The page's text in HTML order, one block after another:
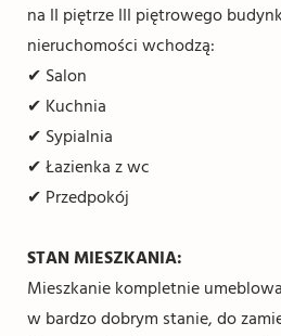
na II piętrze III piętrowego
nieruchomości wchodzą:
✔ Salon
✔ Kuchnia
✔ Sypialnia
✔ Łazienka z wc
✔ Przedpokój
STAN MIESZKANIA:
Mieszkanie kompletnie
w bardzo dobrym stanie, do